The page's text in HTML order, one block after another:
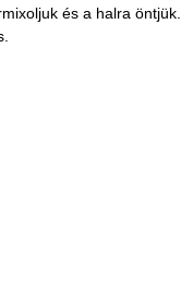
és a halra öntjük.